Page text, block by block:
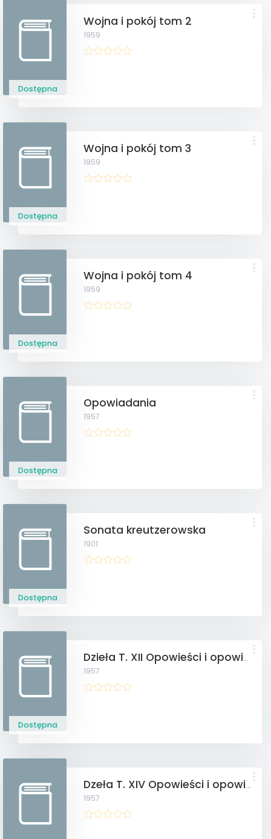
Dostępna
Wojna i pokój tom 2
1959
Dostępna
Wojna i pokój tom 3
1959
Dostępna
Wojna i pokój tom 4
1959
Dostępna
Opowiadania
1957
Dostępna
Sonata kreutzerowska
1901
Dostępna
Dzieła T. XII Opowieści i opowiadania
1957
Dzeła T. XIV Opowieści i opowiadania
1957